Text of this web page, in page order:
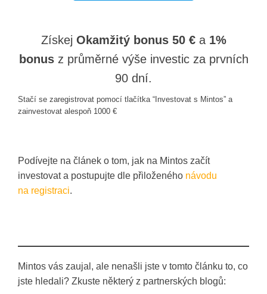
Získej Okamžitý bonus 50 €a 1%
bonusz průměrné výše investic za prvních
90 dní.
Stačí se zaregistrovat pomocí tlačítka “Investovat s Mintos” a
zainvestovat alespoň 1000 €
Podívejte na článek o tom, jak na Mintos začít
investovat a postupujte dle přiloženého návodu
na registraci.
Mintos vás zaujal, ale nenašli jste v tomto článku to, co
jste hledali? Zkuste některý z partnerských blogů: